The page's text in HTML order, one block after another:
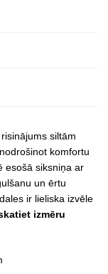
siltām
komfortu
esošā siksniņa ar
un ērtu
ir lieliska izvēle
izmēru